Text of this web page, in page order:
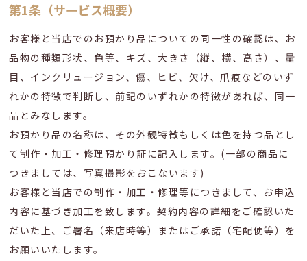
第1条（サービス概要）
お客様と当店でのお預かり品についての同一性の確認は、お
品物の種類形状、色等、キズ、大きさ（縦、横、高さ）、量
目、インクリュージョン、傷、ヒビ、欠け、爪痕などのいず
れかの特徴で判断し、前記のいずれかの特徴があれば、同一
品とみなします。
お預かり品の名称は、その外観特徴もしくは色を持つ品とし
て制作・加工・修理預かり証に記入します。(一部の商品に
つきましては、写真撮影をおこないます)
お客様と当店での制作・加工・修理等につきまして、お申込
内容に基づき加工を致します。契約内容の詳細をご確認いた
だいた上、ご署名（来店時等）またはご承諾（宅配便等）を
お願いいたします。